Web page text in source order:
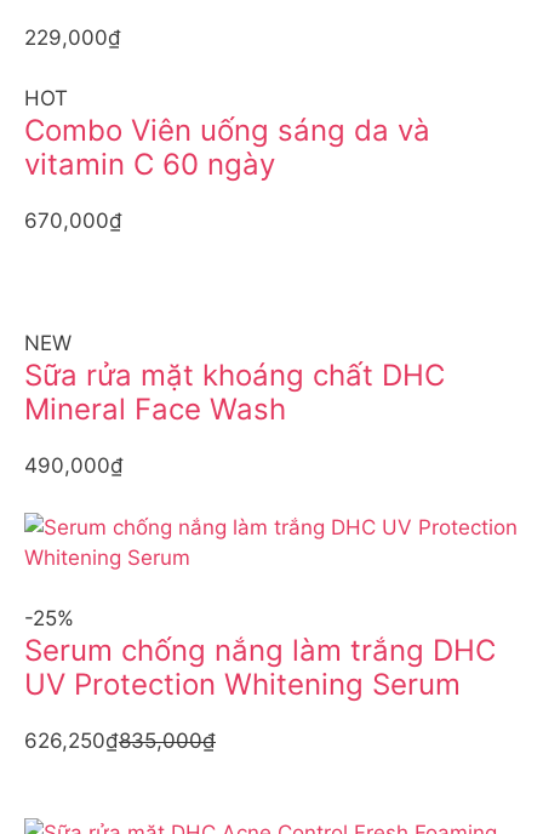
229,000₫
HOT
Combo Viên uống sáng da và
vitamin C 60 ngày
670,000₫
NEW
Sữa rửa mặt khoáng chất DHC
Mineral Face Wash
490,000₫
-25%
Serum chống nắng làm trắng DHC
UV Protection Whitening Serum
626,250₫835,000₫